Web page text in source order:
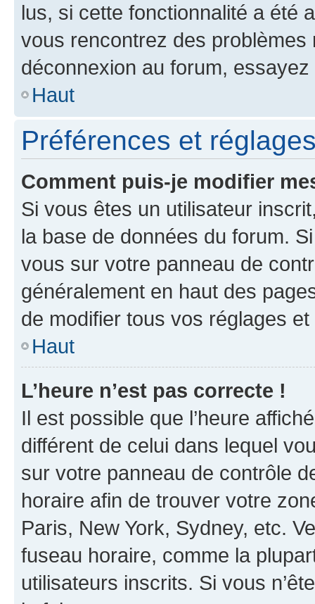
lus, si cette fonctionnalité a été
vous rencontrez des
déconnexion au forum,
Haut
Préférences et
Comment puis-je modifier
Si vous êtes un utilisateur
la base de données du forum.
vous sur votre panneau de
généralement en haut des
de modifier tous vos réglages
Haut
L’heure n’est pas correcte !
Il est possible que l’heure
différent de celui dans lequel
sur votre panneau de contrôle
horaire afin de trouver votre
Paris, New York, Sydney, etc.
fuseau horaire, comme la
utilisateurs inscrits. Si vous